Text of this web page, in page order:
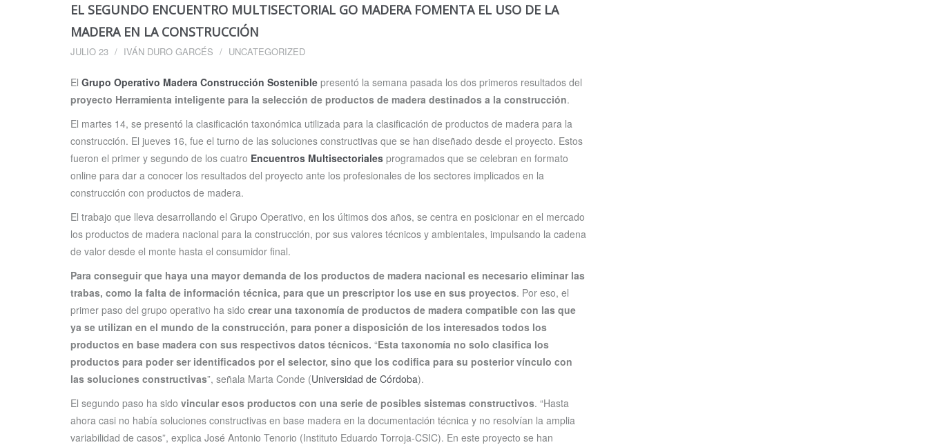
EL SEGUNDO ENCUENTRO MULTISECTORIAL GO MADERA FOMENTA EL USO DE LA
MADERA EN LA CONSTRUCCIÓN
JULIO 23 IVÁN DURO GARCÉS UNCATEGORIZED
El Grupo Operativo Madera Construcción Sostenible presentó la semana pasada los dos primeros resultados del
proyecto Herramienta inteligente para la selección de productos de madera destinados a la construcción.
El martes 14, se presentó la clasificación taxonómica utilizada para la clasificación de productos de madera para la
construcción. El jueves 16, fue el turno de las soluciones constructivas que se han diseñado desde el proyecto. Estos
fueron el primer y segundo de los cuatro Encuentros Multisectoriales programados que se celebran en formato
online para dar a conocer los resultados del proyecto ante los profesionales de los sectores implicados en la
construcción con productos de madera.
El trabajo que lleva desarrollando el Grupo Operativo, en los últimos dos años, se centra en posicionar en el mercado
los productos de madera nacional para la construcción, por sus valores técnicos y ambientales, impulsando la cadena
de valor desde el monte hasta el consumidor final.
Para conseguir que haya una mayor demanda de los productos de madera nacional es necesario eliminar las
trabas, como la falta de información técnica, para que un prescriptor los use en sus proyectos. Por eso, el
primer paso del grupo operativo ha sido crear una taxonomía de productos de madera compatible con las que
ya se utilizan en el mundo de la construcción, para poner a disposición de los interesados todos los
productos en base madera con sus respectivos datos técnicos. “Esta taxonomía no solo clasifica los
productos para poder ser identificados por el selector, sino que los codifica para su posterior vínculo con
las soluciones constructivas”, señala Marta Conde (Universidad de Córdoba).
El segundo paso ha sido vincular esos productos con una serie de posibles sistemas constructivos. “Hasta
ahora casi no había soluciones constructivas en base madera en la documentación técnica y no resolvían la amplia
variabilidad de casos”, explica José Antonio Tenorio (Instituto Eduardo Torroja-CSIC). En este proyecto se han